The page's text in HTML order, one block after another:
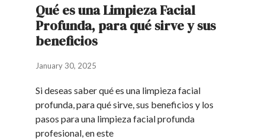
Qué es una Limpieza Facial
Profunda, para qué sirve y sus
beneficios
January 30, 2025
Si deseas saber qué es una limpieza facial
profunda, para qué sirve, sus beneficios y los
pasos para una limpieza facial profunda
profesional, en este